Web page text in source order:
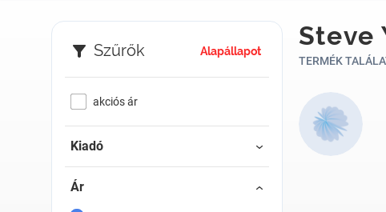
Szűrők Alapállapot
akciós ár
Kiadó
Ár
Steve
TERMÉK